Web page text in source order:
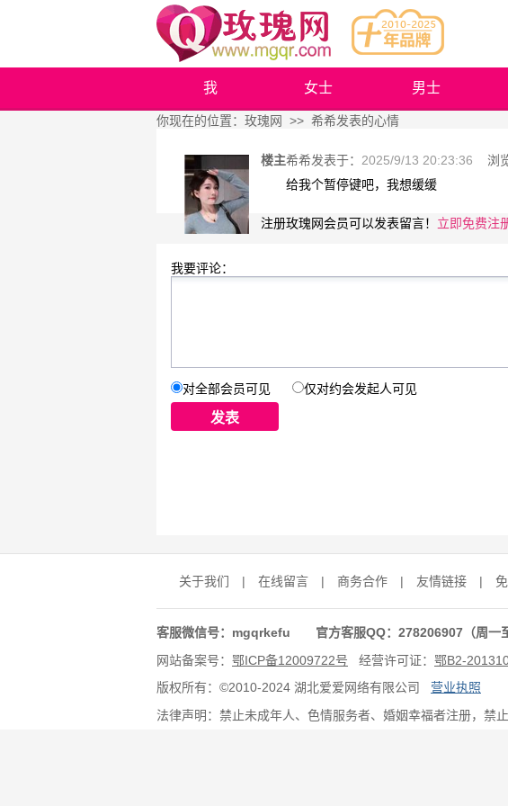
我 女士 男士
你现在的位置： 玫瑰网 >> 希希发表的心情
楼主希希发表于： 2025/9/13 20:23:36 浏览
给我个暂停键吧，我想缓缓
注册玫瑰网会员可以发表留言！ 立即免费注
我要评论：
对全部会员可见 仅对约会发起人可见
关于我们 | 在线留言 | 商务合作 | 友情链接 |
客服微信号：mgqrkefu 官方客服QQ：278206907（周
网站备案号： 鄂ICP备12009722号 经营许可证： 鄂B2-
版权所有：©2010-2024 湖北爱爱网络有限公司 营业执照
法律声明：禁止未成年人、色情服务者、婚姻幸福者注册，禁